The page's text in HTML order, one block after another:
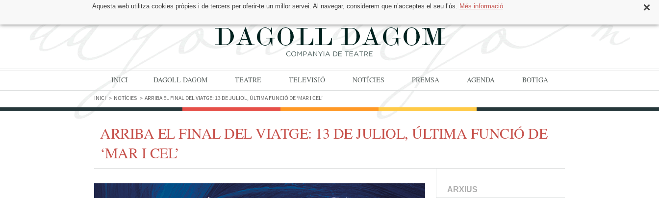
Aquesta web utilitza cookies pròpies i de tercers per oferir-te un millor servei. Al navegar, considerem que n’acceptes el seu l’ús. Més informació
TROBA'NS A:
INICI DAGOLL DAGOM TEATRE TELEVISIÓ NOTÍCIES PREMSA AGENDA BOTIGA
INICI NOTÍCIES ARRIBA EL FINAL DEL VIATGE: 13 DE JULIOL, ÚLTIMA FUNCIÓ DE ‘MAR I CEL’
ARRIBA EL FINAL DEL VIATGE: 13 DE JULIOL, ÚLTIMA FUNCIÓ DE
‘MAR I CEL’
ARXIUS